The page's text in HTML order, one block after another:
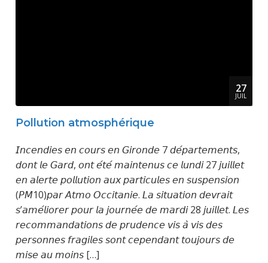
27
JUIL
Pollution atmosphérique
𝘐𝘯𝘤𝘦𝘯𝘥𝘪𝘦𝘴 𝘦𝘯 𝘤𝘰𝘶𝘳𝘴 𝘦𝘯 𝘎𝘪𝘳𝘰𝘯𝘥𝘦 7 𝘥𝘦́𝘱𝘢𝘳𝘵𝘦𝘮𝘦𝘯𝘵𝘴,
𝘥𝘰𝘯𝘵 𝘭𝘦 𝘎𝘢𝘳𝘥, 𝘰𝘯𝘵 𝘦́𝘵𝘦́ 𝘮𝘢𝘪𝘯𝘵𝘦𝘯𝘶𝘴 𝘤𝘦 𝘭𝘶𝘯𝘥𝘪 27 𝘫𝘶𝘪𝘭𝘭𝘦𝘵
𝘦𝘯 𝘢𝘭𝘦𝘳𝘵𝘦 𝘱𝘰𝘭𝘭𝘶𝘵𝘪𝘰𝘯 𝘢𝘶𝘹 𝘱𝘢𝘳𝘵𝘪𝘤𝘶𝘭𝘦𝘴 𝘦𝘯 𝘴𝘶𝘴𝘱𝘦𝘯𝘴𝘪𝘰𝘯
(𝘗𝘔10)𝘱𝘢𝘳 𝘈𝘵𝘮𝘰 𝘖𝘤𝘤𝘪𝘵𝘢𝘯𝘪𝘦. 𝘓𝘢 𝘴𝘪𝘵𝘶𝘢𝘵𝘪𝘰𝘯 𝘥𝘦𝘷𝘳𝘢𝘪𝘵
𝘴’𝘢𝘮𝘦́𝘭𝘪𝘰𝘳𝘦𝘳 𝘱𝘰𝘶𝘳 𝘭𝘢 𝘫𝘰𝘶𝘳𝘯𝘦́𝘦 𝘥𝘦 𝘮𝘢𝘳𝘥𝘪 28 𝘫𝘶𝘪𝘭𝘭𝘦𝘵. 𝘓𝘦𝘴
𝘳𝘦𝘤𝘰𝘮𝘮𝘢𝘯𝘥𝘢𝘵𝘪𝘰𝘯𝘴 𝘥𝘦 𝘱𝘳𝘶𝘥𝘦𝘯𝘤𝘦 𝘷𝘪𝘴 𝘢̀ 𝘷𝘪𝘴 𝘥𝘦𝘴
𝘱𝘦𝘳𝘴𝘰𝘯𝘯𝘦𝘴 𝘧𝘳𝘢𝘨𝘪𝘭𝘦𝘴 𝘴𝘰𝘯𝘵 𝘤𝘦𝘱𝘦𝘯𝘥𝘢𝘯𝘵 𝘵𝘰𝘶𝘫𝘰𝘶𝘳𝘴 𝘥𝘦
𝘮𝘪𝘴𝘦 𝘢𝘶 𝘮𝘰𝘪𝘯𝘴 […]